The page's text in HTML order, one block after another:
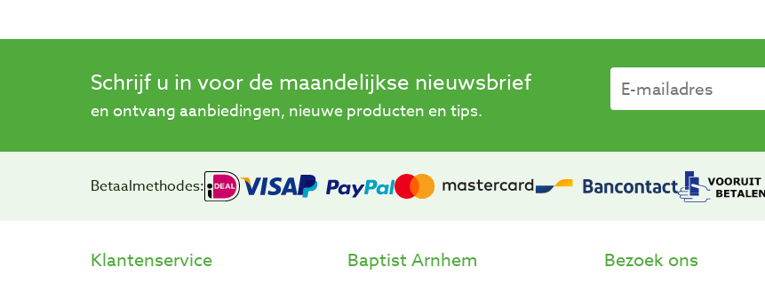
Schrijf u in voor de maandelijkse nieuwsbrief
en ontvang aanbiedingen, nieuwe producten en tips.
Betaalmethodes:
Klantenservice Baptist Arnhem Bezoek ons